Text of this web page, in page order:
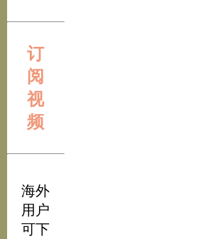
订
阅
视
频
海外
用户
可下